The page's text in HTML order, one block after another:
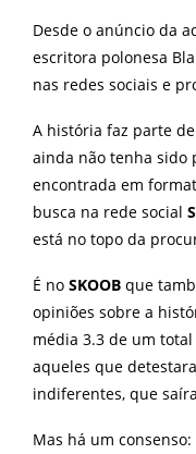
Desde o anúncio da
escritora polonesa
nas redes sociais e
A história faz parte
ainda não tenha sido
encontrada em
busca na rede social
está no topo da
É no SKOOB que
opiniões sobre a
média 3.3 de um
aqueles que
indiferentes, que
Mas há um